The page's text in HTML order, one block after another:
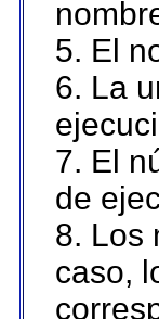
5. El
6. La
7. El
de
8. Los
caso,